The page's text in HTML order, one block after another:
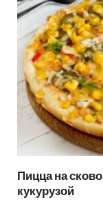
Пицца на
кукурузой